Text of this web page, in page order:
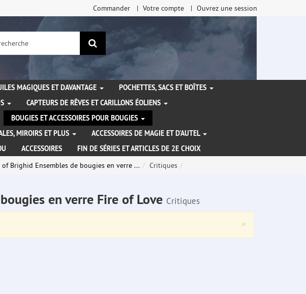
Commander Votre compte Ouvrez une session
Rechercher
MAGIQUES ET DAVANTAGE
POCHETTES, SACS ET BOÎTES
CAPTEURS DE RÊVES ET CARILLONS ÉOLIENS
BOUGIES ET ACCESSOIRES POUR BOUGIES
MIROIRS ET PLUS
ACCESSOIRES DE MAGIE ET D'AUTEL
ACCESSOIRES
FIN DE SÉRIES ET ARTICLES DE 2E CHOIX
of Brighid Ensembles de bougies en verre ... Critiques
en verre Fire of Love Critiques
×